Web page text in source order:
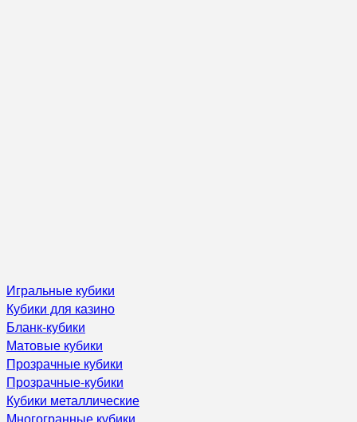
Игральные кубики
Кубики для казино
Бланк-кубики
Матовые кубики
Прозрачные кубики
Прозрачные-кубики
Кубики металлические